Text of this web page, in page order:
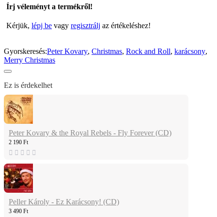
Írj véleményt a termékről!
Kérjük, lépj be vagy regisztrálj az értékeléshez!
Gyorskeresés:Peter Kovary, Christmas, Rock and Roll, karácsony,
Merry Christmas
Ez is érdekelhet
Peter Kovary & the Royal Rebels - Fly Forever (CD)
2 190 Ft
Peller Károly - Ez Karácsony! (CD)
3 490 Ft